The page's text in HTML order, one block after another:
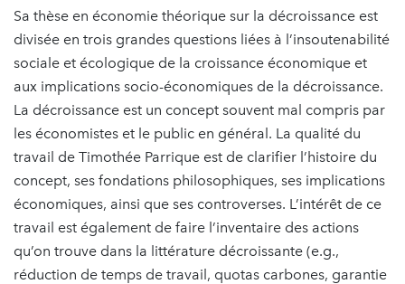
Sa thèse en économie théorique sur la décroissance est
divisée en trois grandes questions liées à l’insoutenabilité
sociale et écologique de la croissance économique et
aux implications socio-économiques de la décroissance.
La décroissance est un concept souvent mal compris par
les économistes et le public en général. La qualité du
travail de Timothée Parrique est de clarifier l’histoire du
concept, ses fondations philosophiques, ses implications
économiques, ainsi que ses controverses. L’intérêt de ce
travail est également de faire l’inventaire des actions
qu’on trouve dans la littérature décroissante (e.g.,
réduction de temps de travail, quotas carbones, garantie